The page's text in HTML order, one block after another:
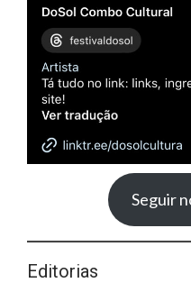
Seguir
Editorias